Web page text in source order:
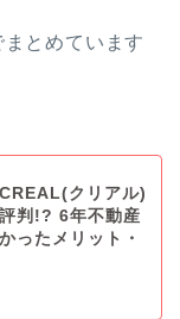
とめています
CREAL(クリアル)
判!? 6年不動産
ったメリット・